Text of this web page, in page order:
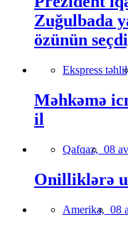
Zuğulbada
özünün
Ekspress
Məhkəmə
il
Qafqaz, 08
Onilliklərə
Amerika, 08